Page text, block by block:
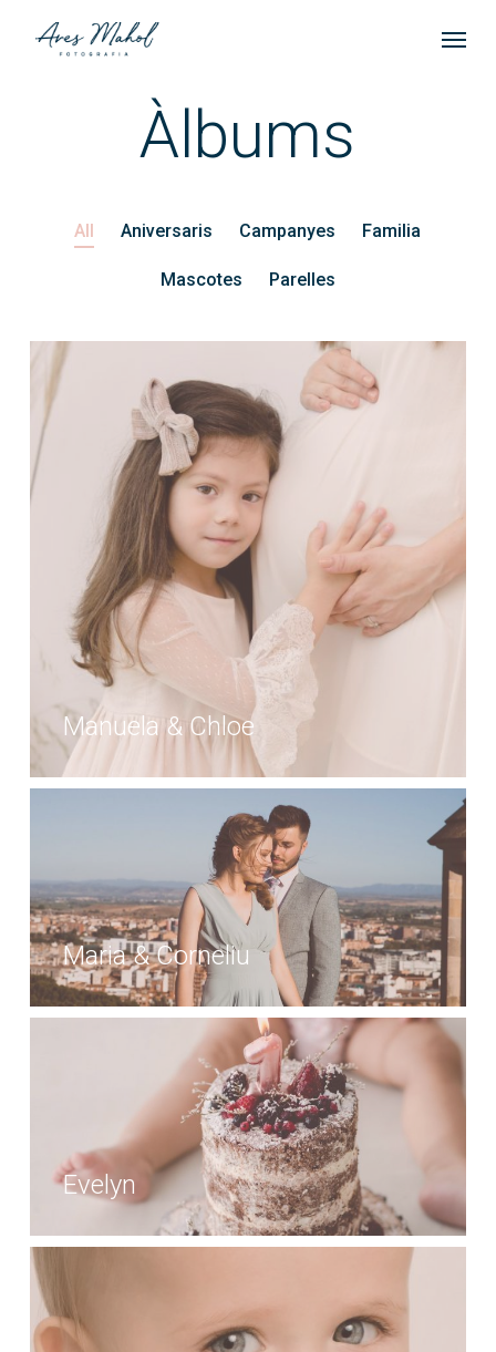
Àlbums
All Aniversaris Campanyes Familia
Mascotes Parelles
Manuela & Chloe
Maria & Corneliu
Evelyn